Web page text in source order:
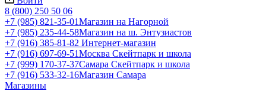
8 (800) 250 50 06
+7 (985) 821-35-01Магазин на Нагорной
+7 (985) 235-44-58Магазин на ш. Энтузиастов
+7 (916) 385-81-82 Интернет-магазин
+7 (916) 697-69-51Москва Скейтпарк и школа
+7 (999) 170-37-37Самара Скейтпарк и школа
+7 (916) 533-32-16Магазин Самара
Магазины